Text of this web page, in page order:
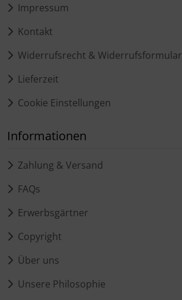
Impressum
Kontakt
Widerrufsrecht & Widerrufsformular
Lieferzeit
Cookie Einstellungen
Informationen
Zahlung & Versand
FAQs
Erwerbsgärtner
Copyright
Über uns
Unsere Philosophie